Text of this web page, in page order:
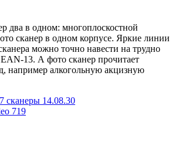
два в одном: многоплоскостной
сканер в одном корпусе. Яркие линии
можно точно навести на трудно
13. А фото сканер прочитает
например алкогольную акцизную
14.08.30
719